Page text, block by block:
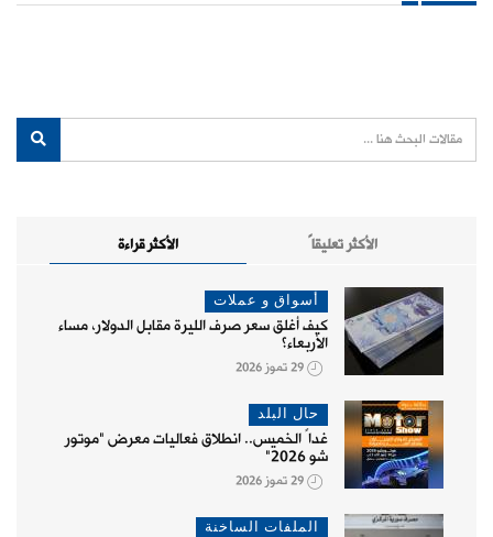
الأكثر قراءة الأكثر تعليقاً
أسواق و عملات
كيف أغلق سعر صرف الليرة مقابل الدولار، مساء
الأربعاء؟
29 تموز 2026
حال البلد
غداً الخميس.. انطلاق فعاليات معرض "موتور
شو 2026"
29 تموز 2026
الملفات الساخنة